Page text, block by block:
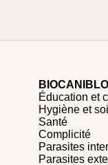
Éducation et
Hygiène et
Santé
Complicité
Parasites
Parasites